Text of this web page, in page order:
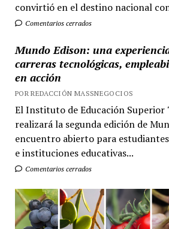
convirtió en el destino nacional
Comentarios cerrados
Mundo Edison: una
carreras tecnológicas,
en acción
POR REDACCIÓN MASSNEGOCIOS
El Instituto de Educación Superior
realizará la segunda edición de
encuentro abierto para
e instituciones educativas...
Comentarios cerrados